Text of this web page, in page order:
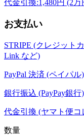
代金引換:1,480円 (2
お支払い
STRIPE (クレジット
Link など)
PayPal 決済 (ペイパル)
銀行振込 (PayPay銀行)
代金引換 (ヤマト便コ
数量